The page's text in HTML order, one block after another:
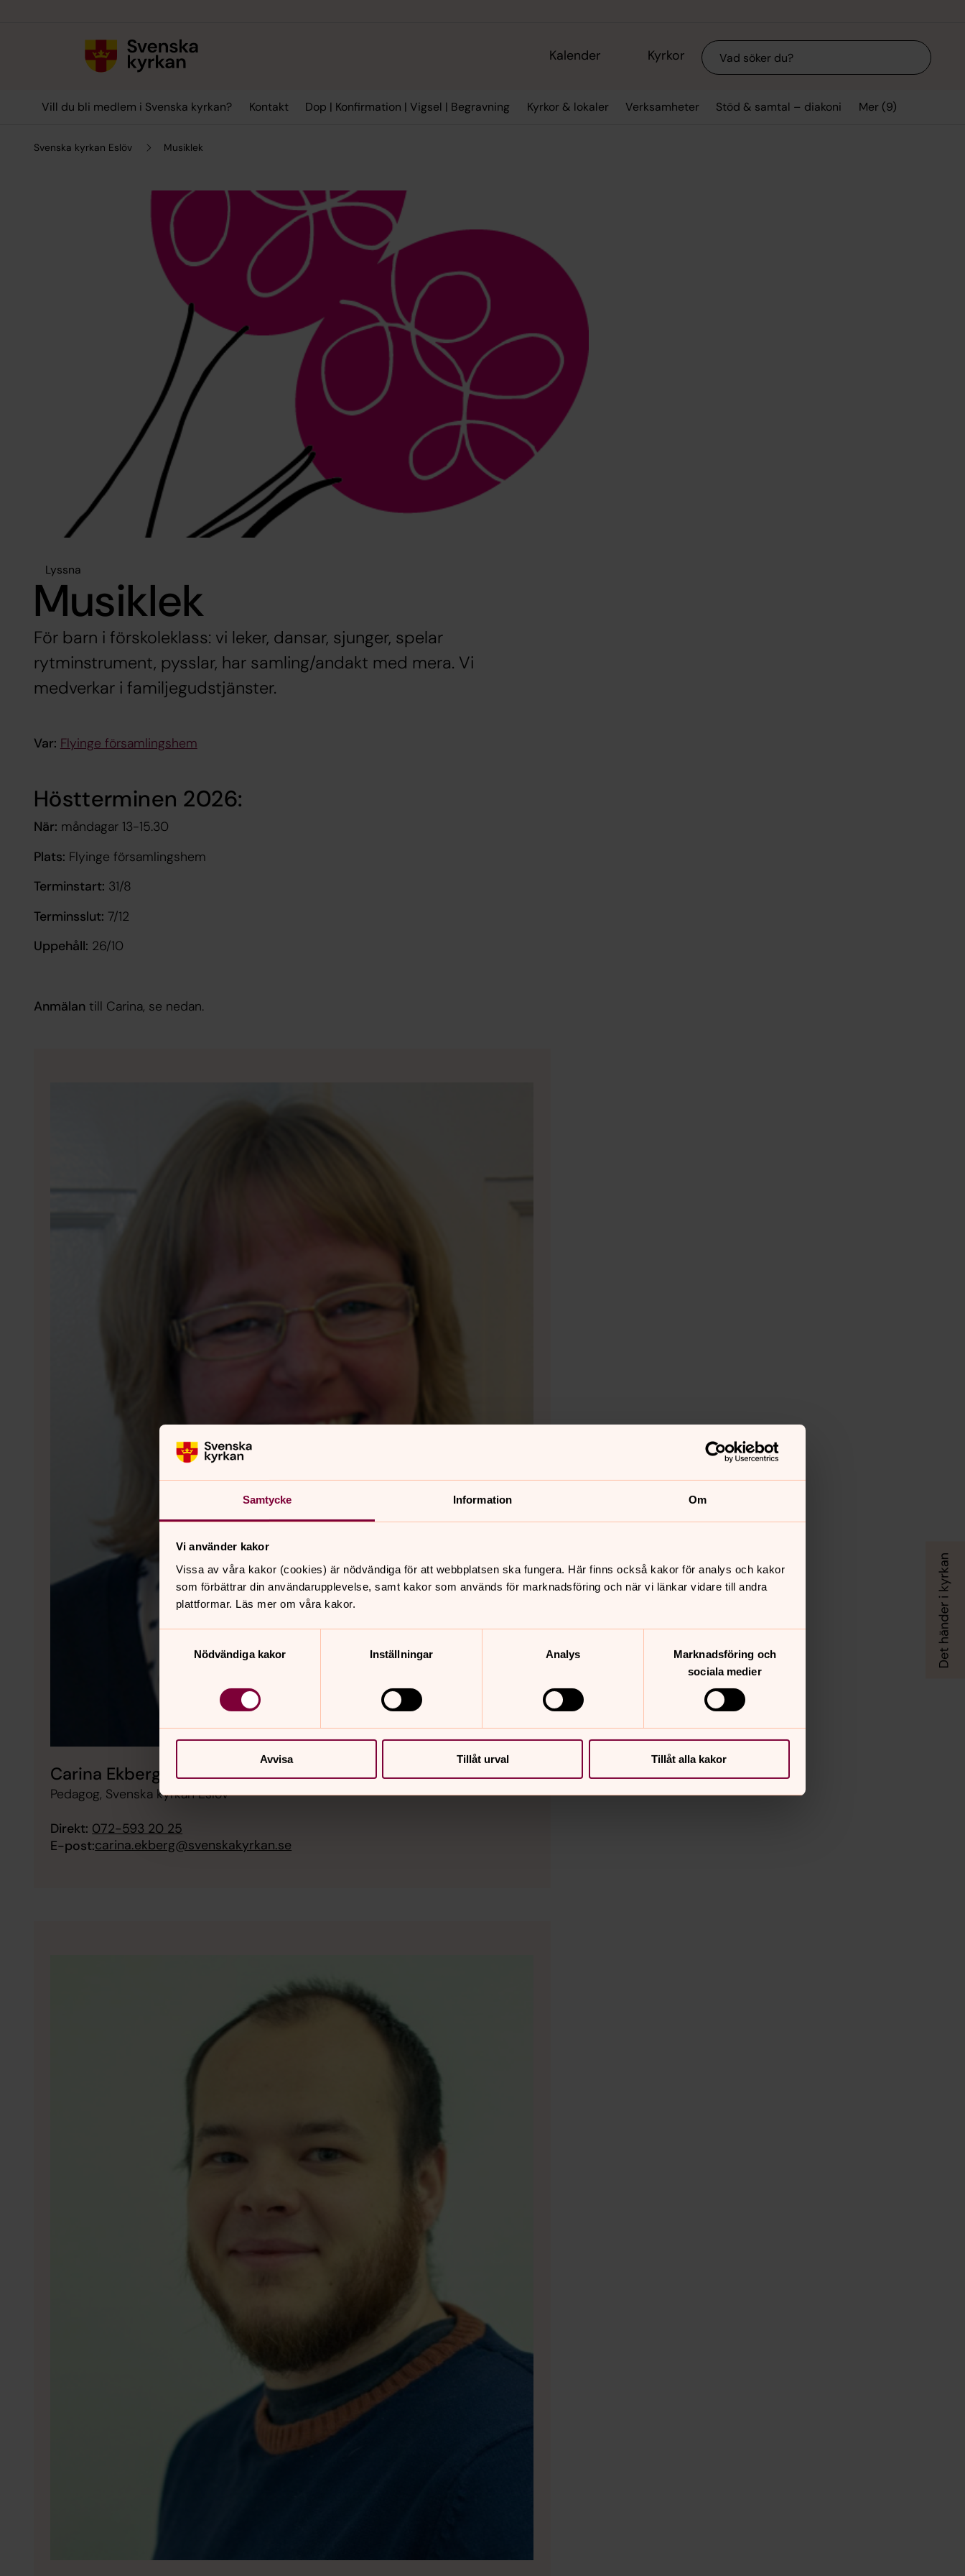
Samtycke Information Om
Vi använder kakor
Vissa av våra kakor (cookies) är nödvändiga för att webbplatsen ska fungera. Här finns också kakor för analys och kakor
som förbättrar din användarupplevelse, samt kakor som används för marknadsföring och när vi länkar vidare till andra
plattformar. Läs mer om våra kakor.
Nödvändiga kakor
Inställningar Analys
Marknadsföring och
sociala medier
Avvisa Tillåt urval Tillåt alla kakor
Kalender Kyrkor Sök
Vill du bli medlem i Svenska kyrkan? Kontakt Dop | Konfirmation | Vigsel | Begravning Kyrkor & lokaler Verksamheter Stöd & samtal – diakoni Mer (9)
Svenska kyrkan Eslöv Musiklek
Lyssna
Musiklek
För barn i förskoleklass: vi leker, dansar, sjunger, spelar
rytminstrument, pysslar, har samling/andakt med mera. Vi
medverkar i familjegudstjänster.
Var: Flyinge församlingshem
Höstterminen 2026:
När: måndagar 13-15.30
Plats: Flyinge församlingshem
Terminstart: 31/8
Terminsslut: 7/12
Uppehåll: 26/10
Anmälantill Carina, se nedan.
Carina Ekberg
Pedagog, Svenska kyrkan Eslöv
Direkt: 072-593 20 25
E-post:carina.ekberg@svenskakyrkan.se